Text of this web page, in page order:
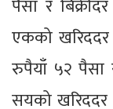
पैसा र
एकको खरिददर
रुपैयाँ ५२ पैसा
सयको खरिददर